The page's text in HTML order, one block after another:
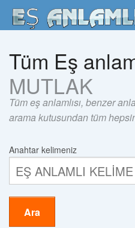
Tüm Eş
MUTLAK
Tüm eş anlamlısı, benzer
arama kutusundan tüm
Anahtar kelimeniz
Ara